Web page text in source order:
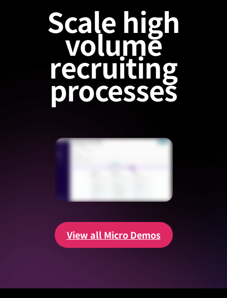
Scale high
volume
recruiting
processes
View all Micro Demos